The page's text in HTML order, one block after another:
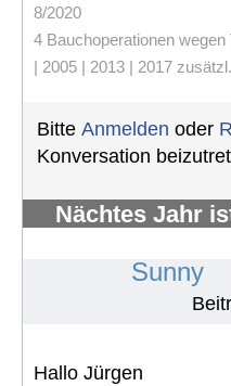
8/2020
4 Bauchoperationen
| 2005 | 2013 | 2017
Bitte Anmelden oder
Konversation
Nächtes Jahr
Sunny
Hallo Jürgen